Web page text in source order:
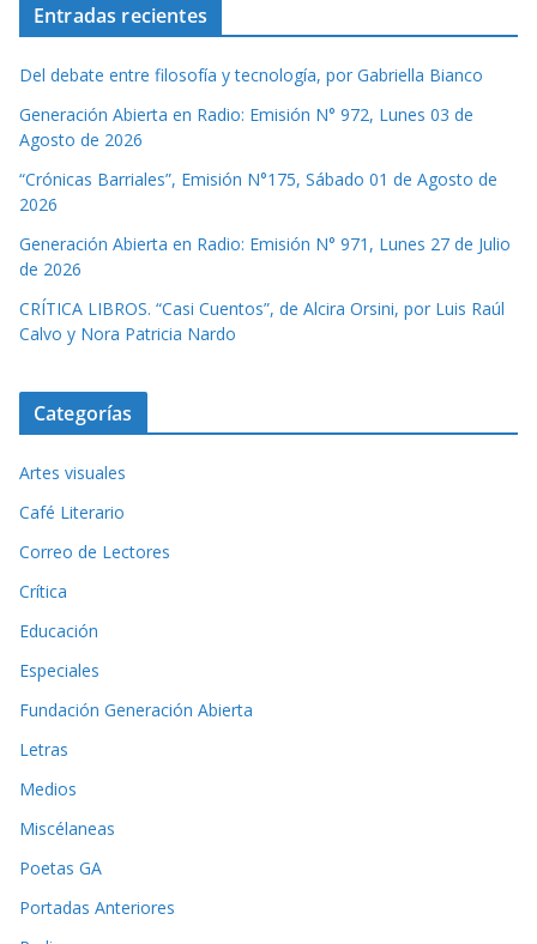
Entradas recientes
Del debate entre filosofía y tecnología, por Gabriella Bianco
Generación Abierta en Radio: Emisión N° 972, Lunes 03 de
Agosto de 2026
“Crónicas Barriales”, Emisión N°175, Sábado 01 de Agosto de
2026
Generación Abierta en Radio: Emisión N° 971, Lunes 27 de Julio
de 2026
CRÍTICA LIBROS. “Casi Cuentos”, de Alcira Orsini, por Luis Raúl
Calvo y Nora Patricia Nardo
Categorías
Artes visuales
Café Literario
Correo de Lectores
Crítica
Educación
Especiales
Fundación Generación Abierta
Letras
Medios
Miscélaneas
Poetas GA
Portadas Anteriores